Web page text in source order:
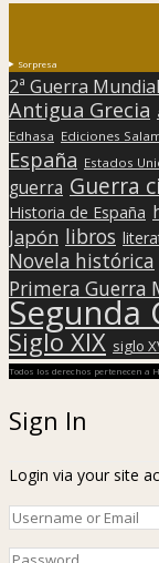
Sorpresa
2ª Guerra
Antigua Grecia
Edhasa Ediciones
España Estados
guerra Guerra
Historia de España
Japón libros
Novela histórica
Primera Guerra
Segunda
Siglo XIX siglo
Todos los derechos pertenecen
Sign In
Login via your site